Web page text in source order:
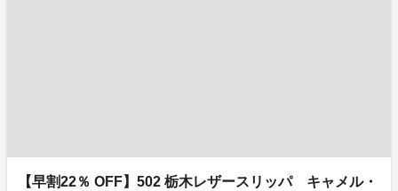
【早割22％ OFF】502 栃木レザースリッパ キャメル・